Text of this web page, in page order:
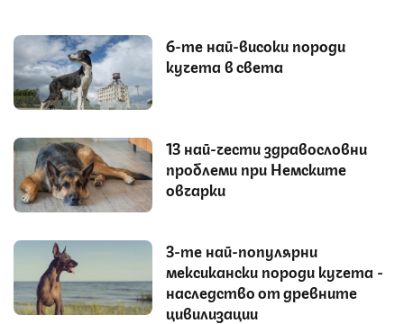
6-те най-високи породи
кучета в света
13 най-чести здравословни
проблеми при Немските
овчарки
3-те най-популярни
мексикански породи кучета -
наследство от древните
цивилизации